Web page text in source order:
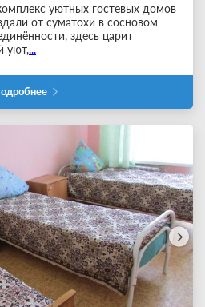
уютных гостевых домов
от суматохи в сосновом
здесь царит
уют,...